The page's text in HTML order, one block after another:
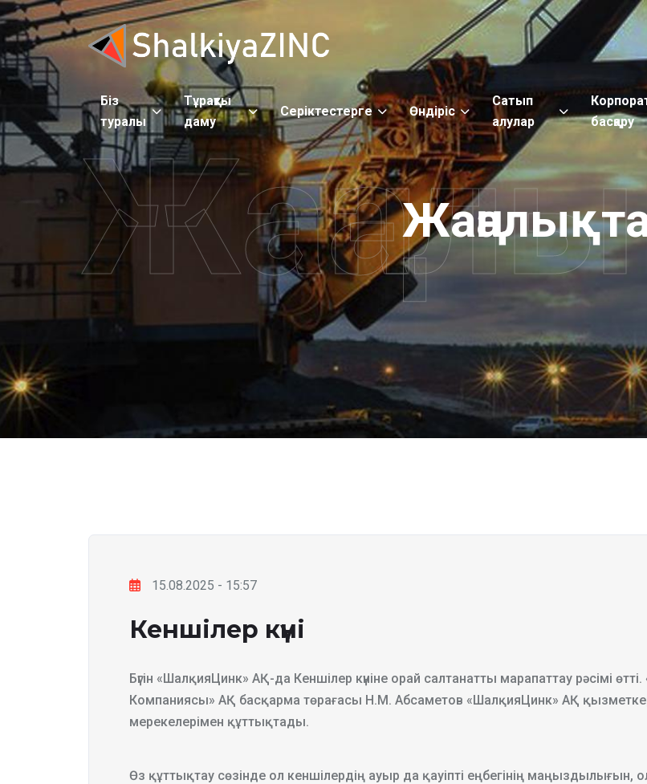
Біз
туралы
Тұрақты
даму
Серіктестерге Өндіріс
Сатып
алулар
басқару
15.08.2025 - 15:57
Кеншілер күні
Бүгін «ШалқияЦинк» АҚ-да Кеншілер күніне орай салтанатты марапаттау рәсімі
Компаниясы» АҚ басқарма төрағасы Н.М. Абсаметов «ШалқияЦинк» АҚ
мерекелерімен құттықтады.
Өз құттықтау сөзінде ол кеншілердің ауыр да қауіпті еңбегінің маңыздылығын,